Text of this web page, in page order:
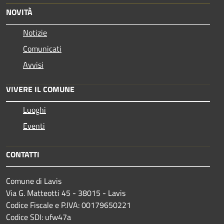
NOVITÀ
Notizie
Comunicati
Avvisi
VIVERE IL COMUNE
Luoghi
Eventi
CONTATTI
Comune di Lavis
Via G. Matteotti 45 - 38015 - Lavis
Codice Fiscale e P.IVA: 00179650221
Codice SDI: ufw47a